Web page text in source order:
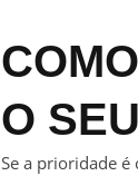
O
Se a prioridade é